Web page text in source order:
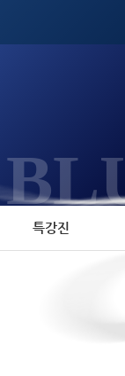
특강진